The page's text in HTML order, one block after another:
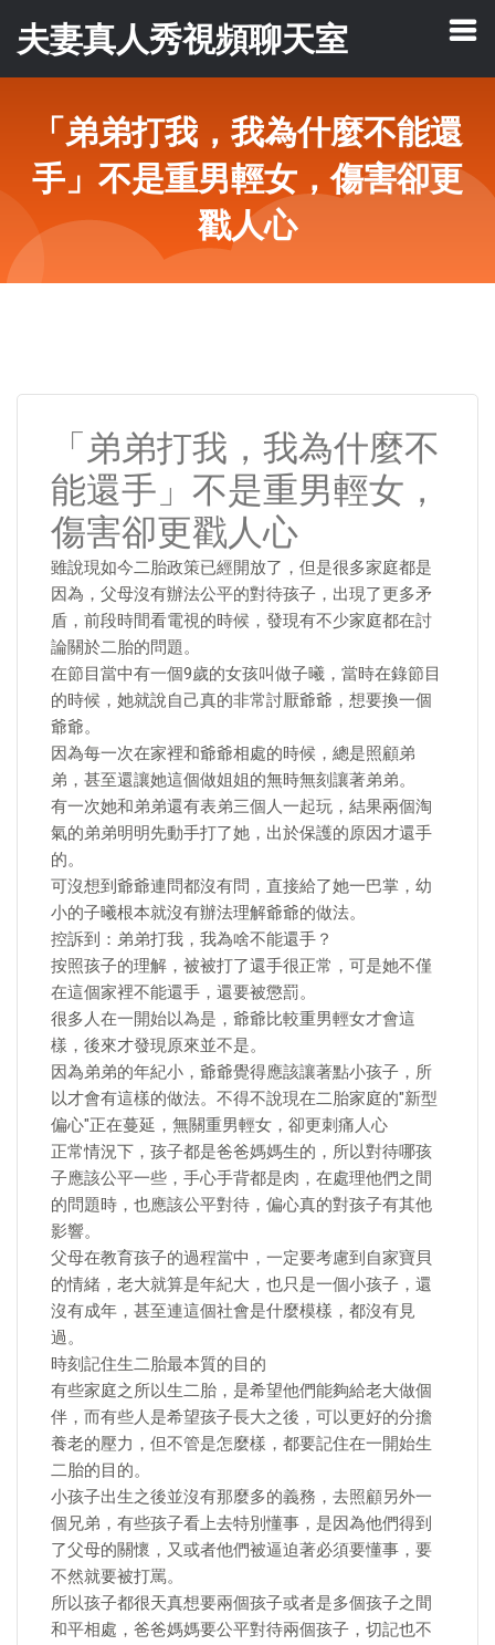
夫妻真人秀視頻聊天室
「弟弟打我，我為什麼不能還
手」不是重男輕女，傷害卻更
戳人心
「弟弟打我，我為什麼不
能還手」不是重男輕女，
傷害卻更戳人心
雖說現如今二胎政策已經開放了，但是很多家庭都是
因為，父母沒有辦法公平的對待孩子，出現了更多矛
盾，前段時間看電視的時候，發現有不少家庭都在討
論關於二胎的問題。
在節目當中有一個9歲的女孩叫做子曦，當時在錄節目
的時候，她就說自己真的非常討厭爺爺，想要換一個
爺爺。
因為每一次在家裡和爺爺相處的時候，總是照顧弟
弟，甚至還讓她這個做姐姐的無時無刻讓著弟弟。
有一次她和弟弟還有表弟三個人一起玩，結果兩個淘
氣的弟弟明明先動手打了她，出於保護的原因才還手
的。
可沒想到爺爺連問都沒有問，直接給了她一巴掌，幼
小的子曦根本就沒有辦法理解爺爺的做法。
控訴到：弟弟打我，我為啥不能還手？
按照孩子的理解，被被打了還手很正常，可是她不僅
在這個家裡不能還手，還要被懲罰。
很多人在一開始以為是，爺爺比較重男輕女才會這
樣，後來才發現原來並不是。
因為弟弟的年紀小，爺爺覺得應該讓著點小孩子，所
以才會有這樣的做法。不得不說現在二胎家庭的"新型
偏心"正在蔓延，無關重男輕女，卻更刺痛人心
正常情況下，孩子都是爸爸媽媽生的，所以對待哪孩
子應該公平一些，手心手背都是肉，在處理他們之間
的問題時，也應該公平對待，偏心真的對孩子有其他
影響。
父母在教育孩子的過程當中，一定要考慮到自家寶貝
的情緒，老大就算是年紀大，也只是一個小孩子，還
沒有成年，甚至連這個社會是什麼模樣，都沒有見
過。
時刻記住生二胎最本質的目的
有些家庭之所以生二胎，是希望他們能夠給老大做個
伴，而有些人是希望孩子長大之後，可以更好的分擔
養老的壓力，但不管是怎麼樣，都要記住在一開始生
二胎的目的。
小孩子出生之後並沒有那麼多的義務，去照顧另外一
個兄弟，有些孩子看上去特別懂事，是因為他們得到
了父母的關懷，又或者他們被逼迫著必須要懂事，要
不然就要被打罵。
所以孩子都很天真想要兩個孩子或者是多個孩子之間
和平相處，爸爸媽媽要公平對待兩個孩子，切記也不